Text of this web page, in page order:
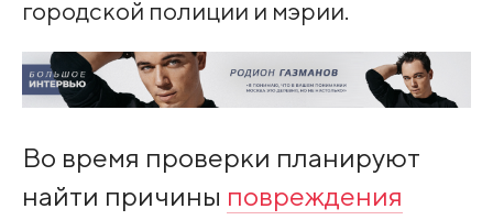
городской полиции и мэрии.
Во время проверки планируют
найти причины повреждения